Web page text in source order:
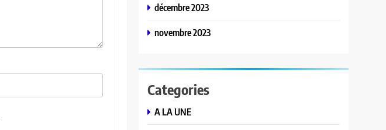
décembre 2023
novembre 2023
Categories
A LA UNE